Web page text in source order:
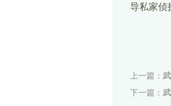
导私家侦
上一篇：
下一篇：